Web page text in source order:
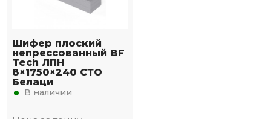
Шифер плоский
непрессованный BF
Tech ЛПН
8×1750×240 СТО
Белаци
В наличии